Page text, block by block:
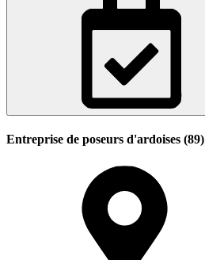
Entreprise de poseurs d'ardoises (89)